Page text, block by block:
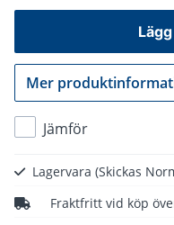
Mer
Jämför
Lagervara (Skickas
Fraktfritt vid köp